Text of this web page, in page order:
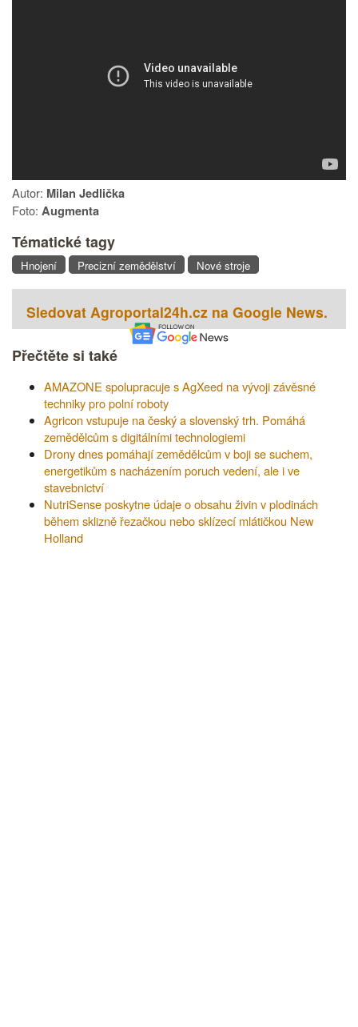
Autor: Milan Jedlička
Foto: Augmenta
Tématické tagy
Hnojení Precizní zemědělství Nové stroje
Sledovat Agroportal24h.cz na Google News.
Přečtěte si také
AMAZONE spolupracuje s AgXeed na vývoji závěsné
techniky pro polní roboty
Agricon vstupuje na český a slovenský trh. Pomáhá
zemědělcům s digitálními technologiemi
Drony dnes pomáhají zemědělcům v boji se suchem,
energetikům s nacházením poruch vedení, ale i ve
stavebnictví
NutriSense poskytne údaje o obsahu živin v plodinách
během sklizně řezačkou nebo sklízecí mlátičkou New
Holland